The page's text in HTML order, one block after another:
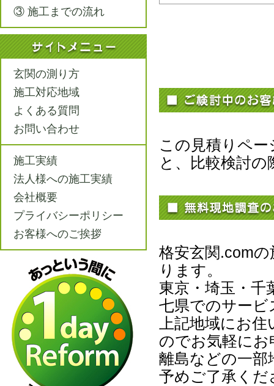
この見積りペ
と、比較検討
格安玄関.com
ります。
東京・埼玉・千
七県でのサー
上記地域にお
のでお気軽に
離島などの一部
予めご了承くだ
③ 施工までの流れ
玄関の測り方
施工対応地域
よくある質問
お問い合わせ
施工実績
法人様への施工実績
会社概要
プライバシーポリシー
お客様へのご挨拶